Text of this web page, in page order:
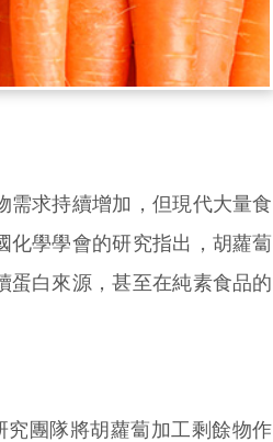
求持續增加，但現代大量食
化學學會的研究指出，胡蘿蔔
蛋白來源，甚至在純素食品的
團隊將胡蘿蔔加工剩餘物作